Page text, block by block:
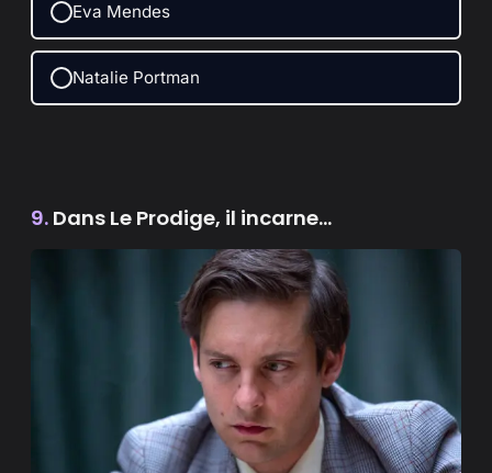
Eva Mendes
Natalie Portman
9. Dans Le Prodige, il incarne...